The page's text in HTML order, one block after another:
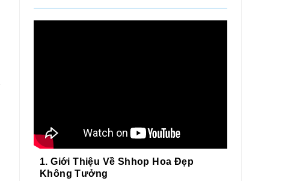
1. Giới Thiệu Về Shhop Hoa Đẹp
Không Tưởng